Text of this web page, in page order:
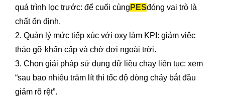
quá trình lọc trước: để cuối cùng PESđóng vai trò là
chất ổn định.
2. Quản lý mức tiếp xúc với oxy làm KPI: giảm việc
tháo gỡ khẩn cấp và chờ đợi ngoài trời.
3. Chọn giải pháp sử dụng dữ liệu chạy liên tục: xem
“sau bao nhiêu trăm lít thì tốc độ dòng chảy bắt đầu
giảm rõ rệt”.